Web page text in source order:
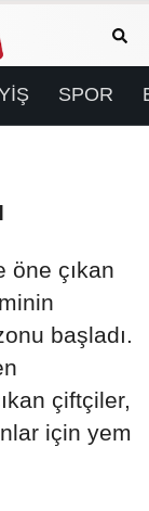
SPOR
öne çıkan
başladı.
çiftçiler,
için yem